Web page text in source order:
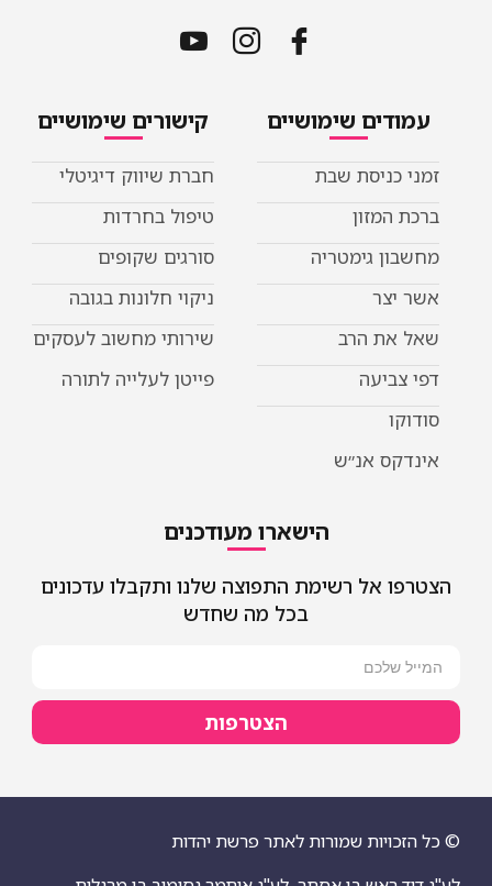
עמודים שימושיים
זמני כניסת שבת
ברכת המזון
מחשבון גימטריה
אשר יצר
שאל את הרב
דפי צביעה
סודוקו
אינדקס אנ״ש
קישורים שימושיים
חברת שיווק דיגיטלי
טיפול בחרדות
סורגים שקופים
ניקוי חלונות בגובה
שירותי מחשוב לעסקים
פייטן לעלייה לתורה
הישארו מעודכנים
הצטרפו אל רשימת התפוצה שלנו ותקבלו עדכונים
בכל מה שחדש
הצטרפות
© כל הזכויות שמורות לאתר פרשת יהדות